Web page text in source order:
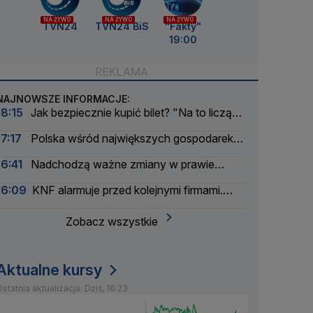
NA ŻYWO
TVN24
NA ŻYWO
TVN24 BiS
NA ŻYWO
"Fakty"
19:00
INFORMACJE:
Jak bezpiecznie kupić bilet? "Na to liczą
Polska wśród największych gospodarek
Nadchodzą ważne zmiany w prawie
KNF alarmuje przed kolejnymi firmami.
Zobacz wszystkie
kursy
aktualizacja: Dziś, 16:23